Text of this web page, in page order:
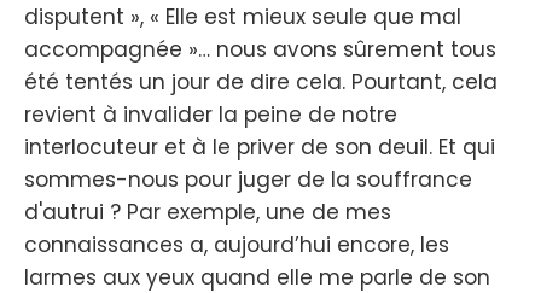
disputent », « Elle est mieux seule que mal
accompagnée »… nous avons sûrement tous
été tentés un jour de dire cela. Pourtant, cela
revient à invalider la peine de notre
interlocuteur et à le priver de son deuil. Et qui
sommes-nous pour juger de la souffrance
d'autrui ? Par exemple, une de mes
connaissances a, aujourd’hui encore, les
larmes aux yeux quand elle me parle de son